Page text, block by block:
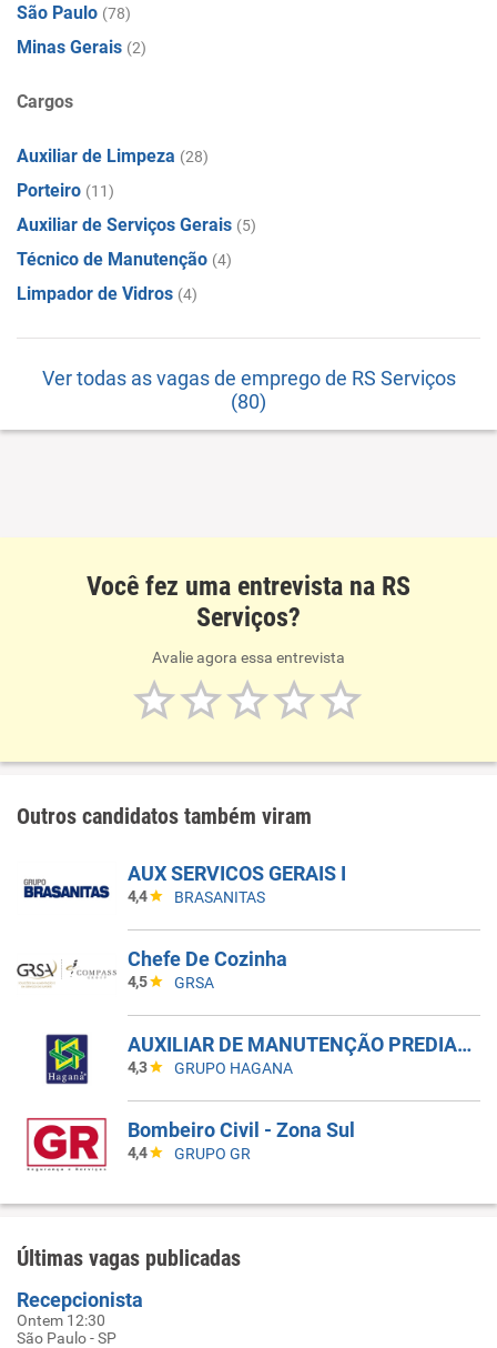
São Paulo (78)
Minas Gerais (2)
Cargos
Auxiliar de Limpeza (28)
Porteiro (11)
Auxiliar de Serviços Gerais (5)
Técnico de Manutenção (4)
Limpador de Vidros (4)
Ver todas as vagas de emprego de RS Serviços
(80)
Você fez uma entrevista na RS
Serviços?
Avalie agora essa entrevista
Outros candidatos também viram
AUX SERVICOS GERAIS I
4,4 BRASANITAS
Chefe De Cozinha
4,5 GRSA
AUXILIAR DE MANUTENÇÃO PREDIAL - 12X36 E 6X1
4,3 GRUPO HAGANA
Bombeiro Civil - Zona Sul
4,4 GRUPO GR
Últimas vagas publicadas
Recepcionista
Ontem 12:30
São Paulo - SP